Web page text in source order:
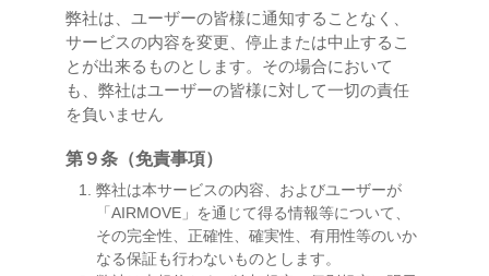
弊社は、ユーザーの皆様に通知することなく、
サービスの内容を変更、停止または中止するこ
とが出来るものとします。その場合において
も、弊社はユーザーの皆様に対して一切の責任
を負いません
第９条（免責事項）
弊社は本サービスの内容、およびユーザーが
「AIRMOVE」を通じて得る情報等について、
その完全性、正確性、確実性、有用性等のいか
なる保証も行わないものとします。